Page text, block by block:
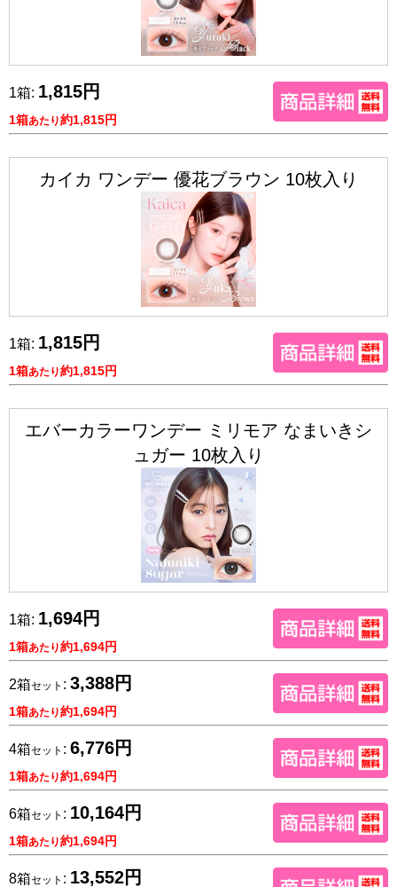
1箱: 1,815円
1箱あたり約1,815円
カイカ ワンデー 優花ブラウン 10枚入り
1箱: 1,815円
1箱あたり約1,815円
エバーカラーワンデー ミリモア なまいきシ
ュガー 10枚入り
1箱: 1,694円
1箱あたり約1,694円
2箱セット : 3,388円
1箱あたり約1,694円
4箱セット : 6,776円
1箱あたり約1,694円
6箱セット : 10,164円
1箱あたり約1,694円
8箱セット : 13,552円